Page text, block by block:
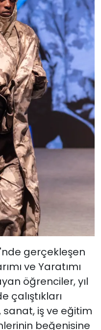
gerçekleşen
ve Yaratımı
öğrenciler, yıl
çalıştıkları
sanat, iş ve eğitim
beğenisine